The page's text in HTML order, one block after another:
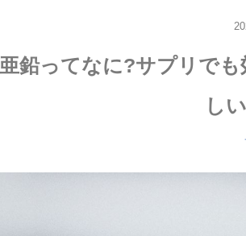
亜鉛ってなに?サプリで
し